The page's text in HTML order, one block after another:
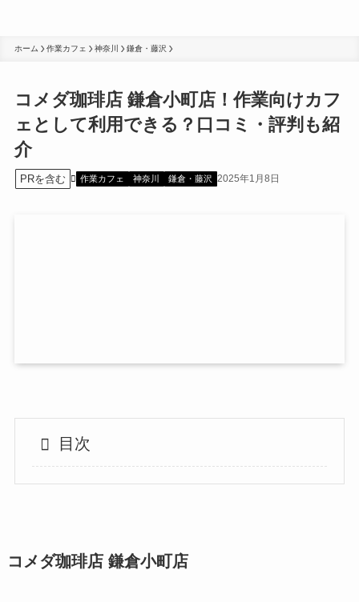
ホーム 作業カフェ 神奈川 鎌倉・藤沢
コメダ珈琲店 鎌倉小町店！作業向けカフ
ェとして利用できる？口コミ・評判も紹
介
PRを含む 作業カフェ 神奈川 鎌倉・藤沢 2025年1月8日
目次
コメダ珈琲店 鎌倉小町店